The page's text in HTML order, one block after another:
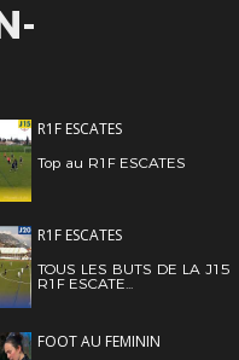
R1F ESCATES
Top au R1F ESCATES
R1F ESCATES
TOUS LES BUTS DE LA J15
R1F ESCATE...
FOOT AU FEMININ